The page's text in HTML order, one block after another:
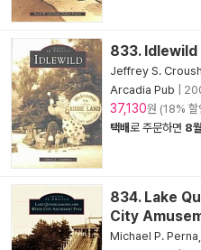
833.
Jeffrey S.
Arcadia Pub
37,130원 (18%
택배로 주문하면 8
834. Lake
City
Michael P.